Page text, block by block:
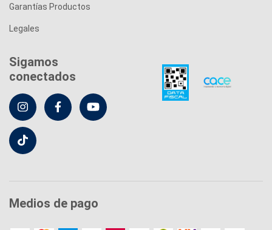
Garantías Productos
Legales
Sigamos
conectados
Medios de pago